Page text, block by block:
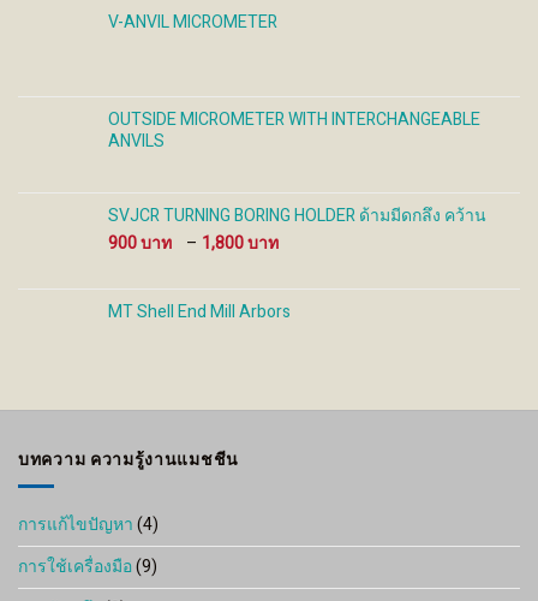
V-ANVIL MICROMETER
OUTSIDE MICROMETER WITH INTERCHANGEABLE
ANVILS
SVJCR TURNING BORING HOLDER ด้ามมีดกลึง คว้าน
900
– 1,800
900 ฿
through
MT Shell End Mill Arbors
บทความ ความรู้งานแมชชีน
การแก้ไขปัญหา(4)
การใช้เครื่องมือ(9)